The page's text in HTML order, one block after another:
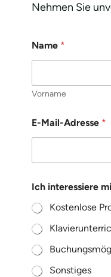
Nehmen Sie
Name *
Vorname
E-Mail-Adresse *
ü
r
f
ü
r
i
n
t
Ich interessiere
Kostenlose
Sonstiges